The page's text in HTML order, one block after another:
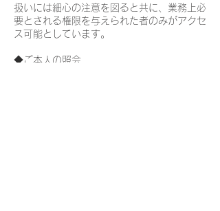
扱いには細心の注意を図ると共に、業務上必
要とされる権限を与えられた者のみがアクセ
ス可能としています。
◆ご本人の照会